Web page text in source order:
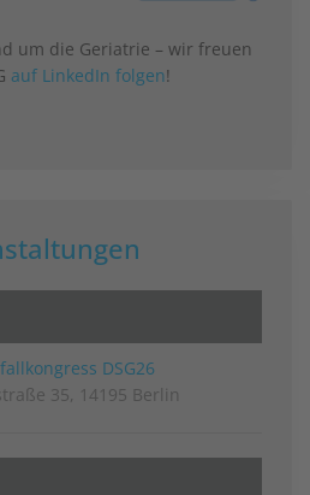
um die Geriatrie – wir freuen
auf LinkedIn folgen!
DSG26
35, 14195 Berlin